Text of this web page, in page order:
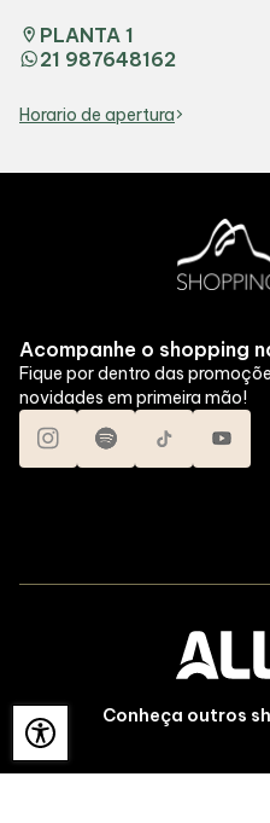
PLANTA 1
21 987648162
Horario de apertura
Acompanhe o shopping
Fique por dentro das
novidades em primeira mão!
Conheça outros